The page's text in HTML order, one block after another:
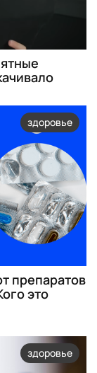
здоровье
препаратов
это
здоровье